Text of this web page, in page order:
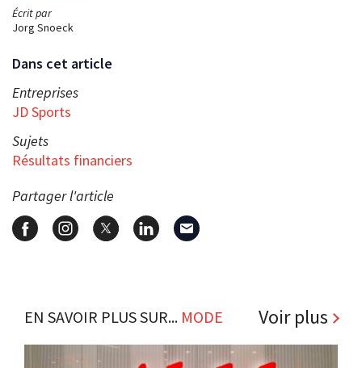
Écrit par
Jorg Snoeck
Dans cet article
Entreprises
JD Sports
Sujets
Résultats financiers
Partager l'article
EN SAVOIR PLUS SUR... MODE Voir plus